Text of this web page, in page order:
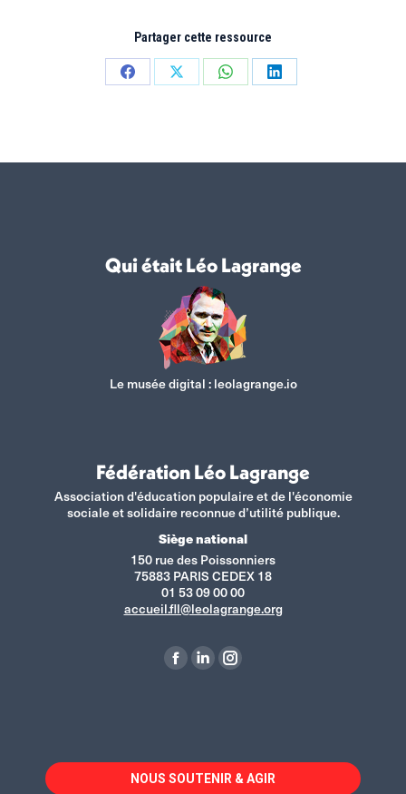
Partager cette ressource
PartagerPartagerPartagerPartager
Qui était Léo Lagrange
Le musée digital :leolagrange.io
Fédération Léo Lagrange
Association d'éducation populaire et de l'économie
sociale et solidaire reconnue d’utilité publique.
Siège national
150 rue des Poissonniers
75883 PARIS CEDEX 18
01 53 09 00 00
accueil.fll@leolagrange.org
La
dans
une
La
dans
une
La
dans
une
NOUS SOUTENIR & AGIR